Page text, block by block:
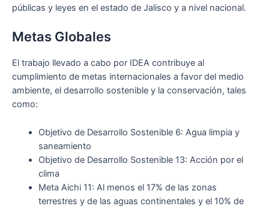
públicas y leyes en el estado de Jalisco y a nivel nacional.
Metas Globales
El trabajo llevado a cabo por IDEA contribuye al
cumplimiento de metas internacionales a favor del medio
ambiente, el desarrollo sostenible y la conservación, tales
como:
Objetivo de Desarrollo Sostenible 6: Agua limpia y
saneamiento
Objetivo de Desarrollo Sostenible 13: Acción por el
clima
Meta Aichi 11: Al menos el 17% de las zonas
terrestres y de las aguas continentales y el 10% de